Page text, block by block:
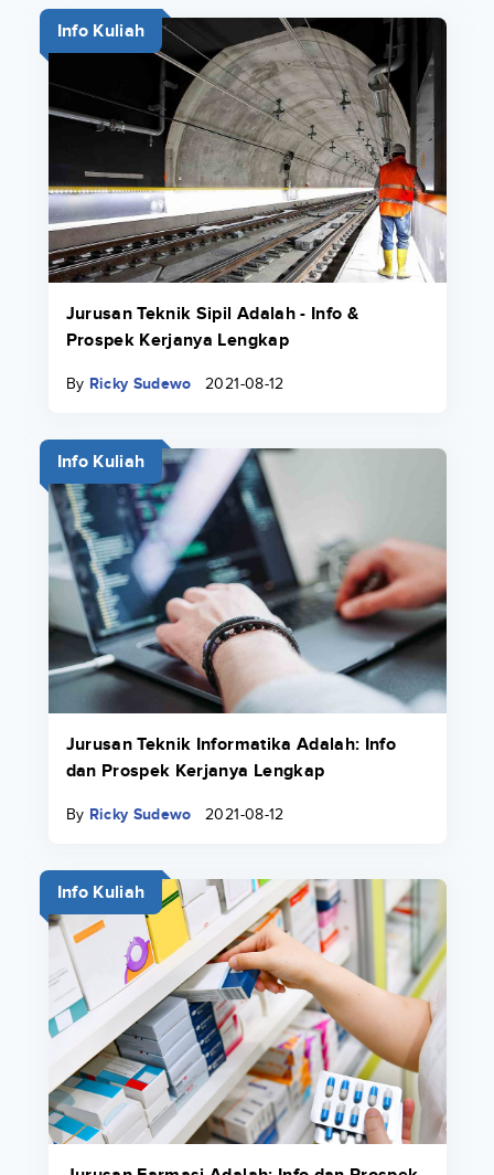
Info Kuliah
Jurusan Teknik Sipil Adalah - Info &
Prospek Kerjanya Lengkap
By Ricky Sudewo 2021-08-12
Info Kuliah
Jurusan Teknik Informatika Adalah: Info
dan Prospek Kerjanya Lengkap
By Ricky Sudewo 2021-08-12
Info Kuliah